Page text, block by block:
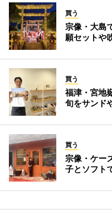
買う
宗像・大島
願セットや
買う
福津・宮地
旬をサンド
買う
宗像・ケー
子とソフト